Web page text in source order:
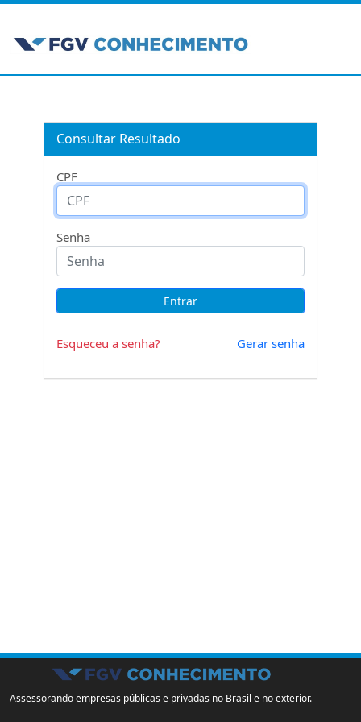
Consultar Resultado
CPF
Senha
Esqueceu a senha? Gerar senha
Assessorando empresas públicas e privadas no Brasil e no exterior.